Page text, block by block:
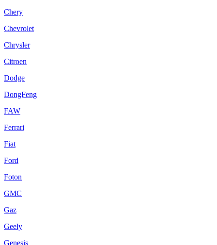
Chery
Chevrolet
Chrysler
Citroen
Dodge
DongFeng
FAW
Ferrari
Fiat
Ford
Foton
GMC
Gaz
Geely
Genesis